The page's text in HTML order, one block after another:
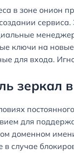
в зоне онион
ключи на
для входа.
зеркал
для
доменном
в случае